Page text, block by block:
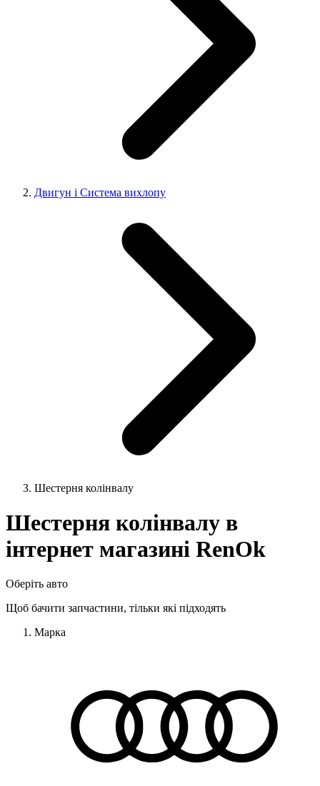
Двигун і Система вихлопу
Шестерня колінвалу
Шестерня колінвалу в
інтернет магазині RenOk
Оберіть авто
Щоб бачити запчастини, тільки які підходять
Марка